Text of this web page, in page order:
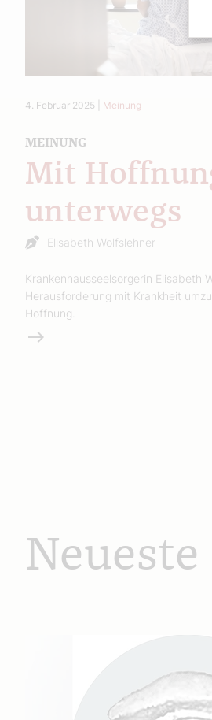
4. Februar 2025 Meinung
MEINUNG
Mit
unterwegs
Elisabeth Wolfslehner
Krankenhausseelsorgerin Elisabeth
Herausforderung mit Krankheit
Hoffnung.
Weiterlesen